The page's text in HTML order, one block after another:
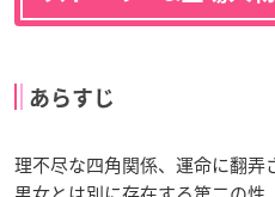
あらすじ
理不尽な四角関係、運命に翻弄